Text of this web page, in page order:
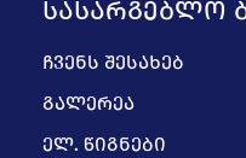
ᲡᲐᲡᲐᲠᲒᲔᲑᲚᲝ
ᲩᲕᲔᲜᲡ ᲨᲔᲡᲐᲮᲔᲑ
ᲒᲐᲚᲔᲠᲔᲐ
ᲔᲚ. ᲬᲘᲒᲜᲔᲑᲘ